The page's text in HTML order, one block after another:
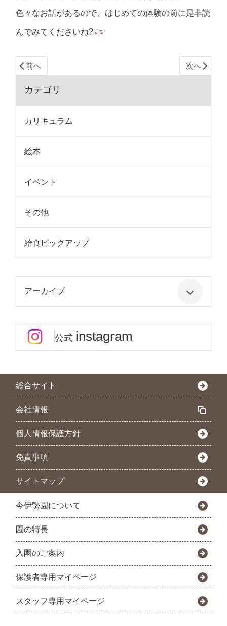
色々なお話があるので、はじめての体験の前に是非読
んでみてくださいね?
前へ 次へ
カテゴリ
カリキュラム
絵本
イベント
その他
給食ピックアップ
アーカイブ
公式 instagram
総合サイト
会社情報
個人情報保護方針
免責事項
サイトマップ
今伊勢園について
園の特長
入園のご案内
保護者専用マイページ
スタッフ専用マイページ